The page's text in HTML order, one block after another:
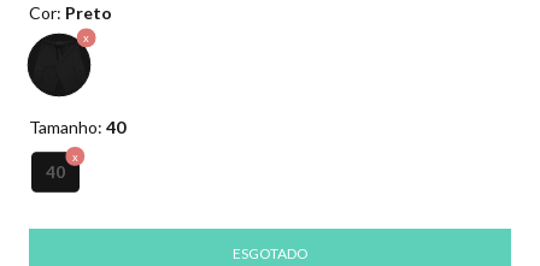
Cor: Preto
Tamanho: 40
40